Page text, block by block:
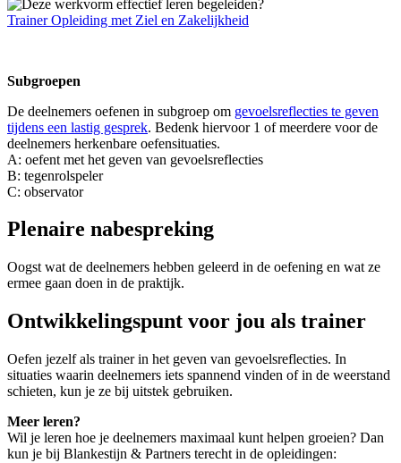
Trainer Opleiding met Ziel en Zakelijkheid
Subgroepen
De deelnemers oefenen in subgroep om gevoelsreflecties te geven
tijdens een lastig gesprek. Bedenk hiervoor 1 of meerdere voor de
deelnemers herkenbare oefensituaties.
A: oefent met het geven van gevoelsreflecties
B: tegenrolspeler
C: observator
Plenaire nabespreking
Oogst wat de deelnemers hebben geleerd in de oefening en wat ze
ermee gaan doen in de praktijk.
Ontwikkelingspunt voor jou als trainer
Oefen jezelf als trainer in het geven van gevoelsreflecties. In
situaties waarin deelnemers iets spannend vinden of in de weerstand
schieten, kun je ze bij uitstek gebruiken.
Meer leren?
Wil je leren hoe je deelnemers maximaal kunt helpen groeien? Dan
kun je bij Blankestijn & Partners terecht in de opleidingen: